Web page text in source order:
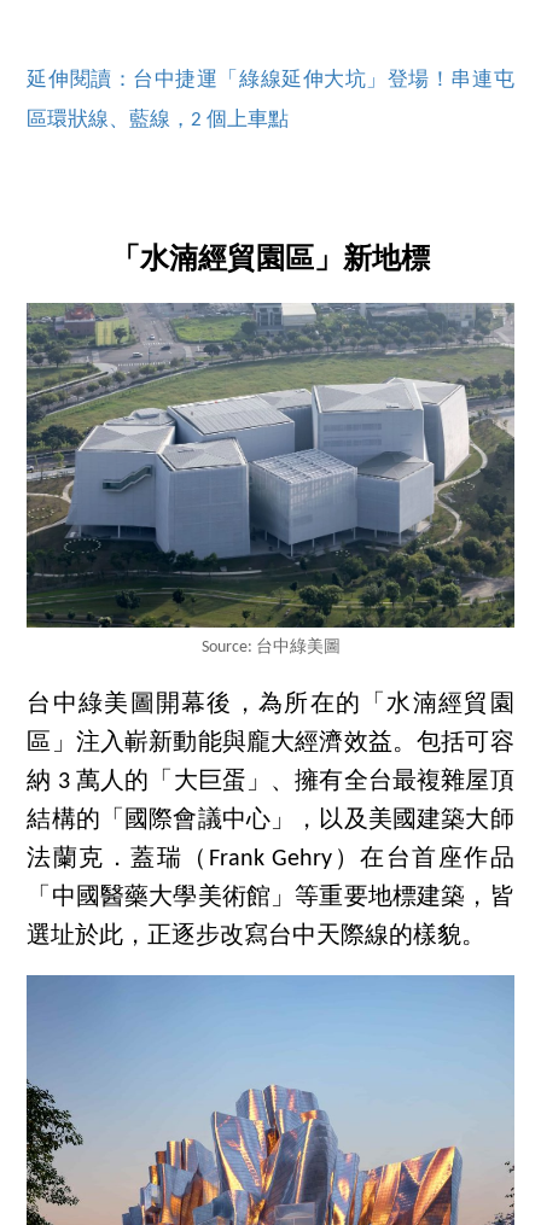
延伸閱讀：台中捷運「綠線延伸大坑」登場！串連屯
區環狀線、藍線，2 個上車點
「水湳經貿園區」新地標
Source: 台中綠美圖
台中綠美圖開幕後，為所在的「水湳經貿園
區」注入嶄新動能與龐大經濟效益。包括可容
納 3 萬人的「大巨蛋」、擁有全台最複雜屋頂
結構的「國際會議中心」，以及美國建築大師
法蘭克．蓋瑞（Frank Gehry）在台首座作品
「中國醫藥大學美術館」等重要地標建築，皆
選址於此，正逐步改寫台中天際線的樣貌。